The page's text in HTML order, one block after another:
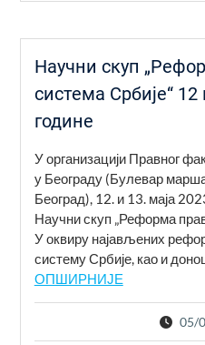
Научни скуп
система Србије“ 12
године
У организацији Правног
у Београду (Булевар
Београд), 12. и 13. маја
Научни скуп „Реформа
У оквиру најављених
систему Србије, као и
ОПШИРНИЈЕ
05/